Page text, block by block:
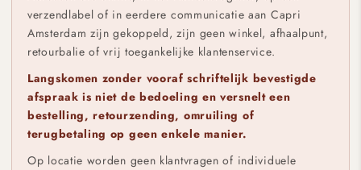
verzendlabel of in eerdere communicatie aan Capri
Amsterdam zijn gekoppeld, zijn geen winkel, afhaalpunt,
retourbalie of vrij toegankelijke klantenservice.
Langskomen zonder vooraf schriftelijk bevestigde
afspraak is niet de bedoeling en versnelt een
bestelling, retourzending, omruiling of
terugbetaling op geen enkele manier.
Op locatie worden geen klantvragen of individuele